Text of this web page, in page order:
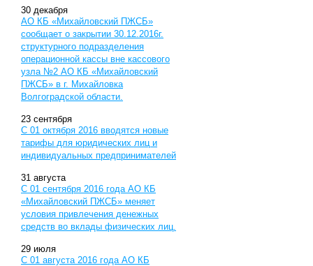
30 декабря
АО КБ «Михайловский ПЖСБ»
сообщает о закрытии 30.12.2016г.
структурного подразделения
операционной кассы вне кассового
узла №2 АО КБ «Михайловский
ПЖСБ» в г. Михайловка
Волгоградской области.
23 сентября
С 01 октября 2016 вводятся новые
тарифы для юридических лиц и
индивидуальных предпринимателей
31 августа
С 01 сентября 2016 года АО КБ
«Михайловский ПЖСБ» меняет
условия привлечения денежных
средств во вклады физических лиц.
29 июля
С 01 августа 2016 года АО КБ